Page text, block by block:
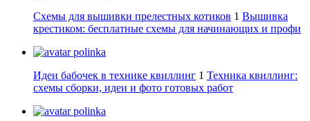
Схемы для вышивки прелестных котиков 1 Вышивка
крестиком: бесплатные схемы для начинающих и профи
polinka
Идеи бабочек в технике квиллинг 1 Техника квиллинг:
схемы сборки, идеи и фото готовых работ
polinka